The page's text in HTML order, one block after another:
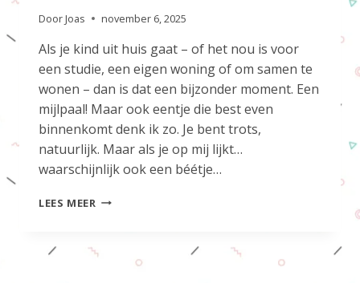
Door Joas november 6, 2025
Als je kind uit huis gaat – of het nou is voor
een studie, een eigen woning of om samen te
wonen – dan is dat een bijzonder moment. Een
mijlpaal! Maar ook eentje die best even
binnenkomt denk ik zo. Je bent trots,
natuurlijk. Maar als je op mij lijkt…
waarschijnlijk ook een béétje…
LEES MEER 5
VOOR
WANNEER